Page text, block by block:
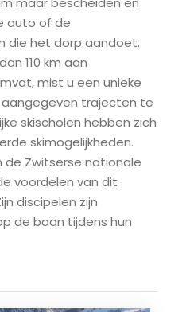
auto of de
die het dorp aandoet.
110 km aan
mist u een unieke
trajecten te
skischolen hebben zich
skimogelijkheden.
de Zwitserse nationale
voordelen van dit
discipelen zijn
de baan tijdens hun